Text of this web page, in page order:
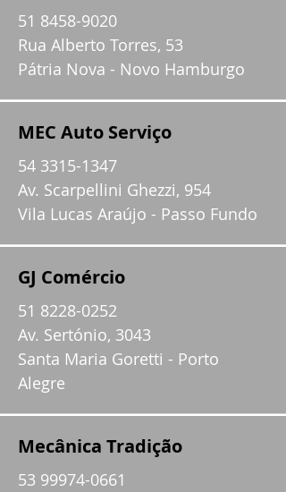
51 8458-9020
Rua Alberto Torres, 53
Pátria Nova - Novo Hamburgo
MEC Auto Serviço
54 3315-1347
Av. Scarpellini Ghezzi, 954
Vila Lucas Araújo - Passo Fundo
GJ Comércio
51 8228-0252
Av. Sertónio, 3043
Santa Maria Goretti - Porto
Alegre
Mecânica Tradição
53 99974-0661